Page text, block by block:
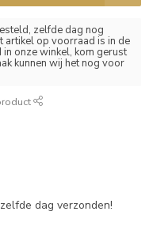
zelfde dag nog
artikel op voorraad is in de
onze winkel, kom gerust
kunnen wij het nog voor
zelfde dag verzonden!